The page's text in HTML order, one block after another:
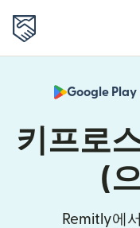
Google Play
키프로
(
Remitly에